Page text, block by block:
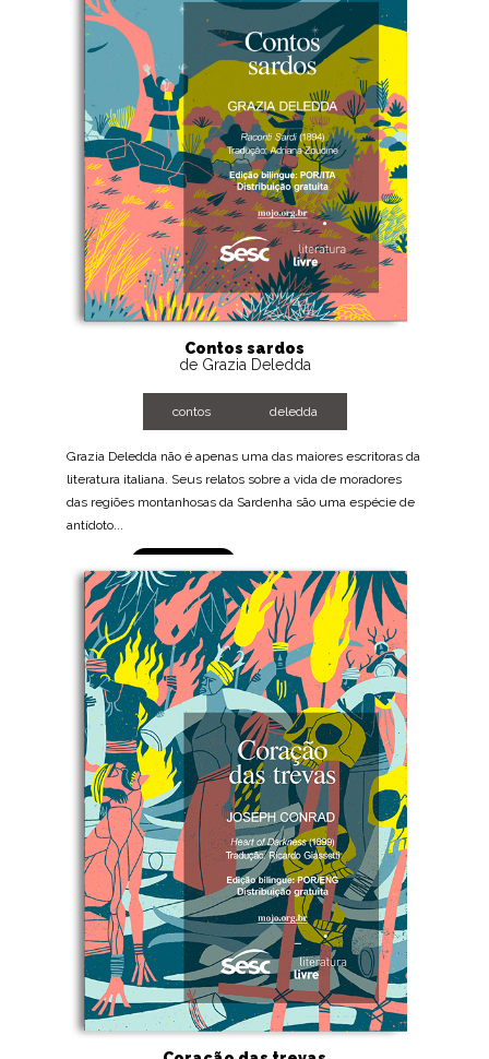
Contos sardos
de Grazia Deledda
contos deledda
Grazia Deledda não é apenas uma das maiores escritoras da
literatura italiana. Seus relatos sobre a vida de moradores
das regiões montanhosas da Sardenha são uma espécie de
antídoto...